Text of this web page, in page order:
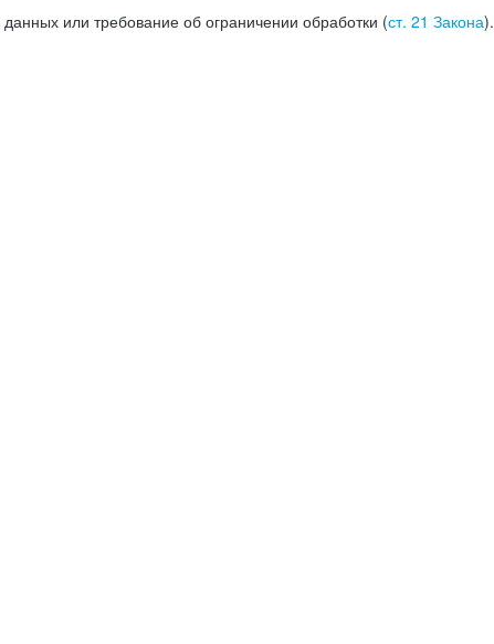
или требование об ограничении обработки (ст. 21 Закона).